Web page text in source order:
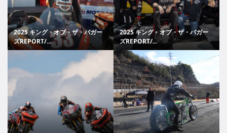
2025 キング・オブ・ザ・バガー
ズREPORT/...
2025 キング・オブ・ザ・バガー
ズREPORT/...